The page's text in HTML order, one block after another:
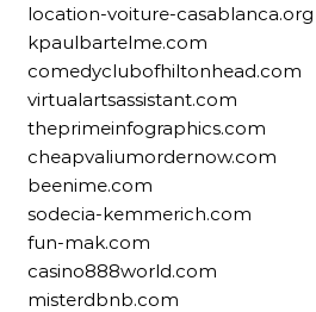
location-voiture-casablanca.org
kpaulbartelme.com
comedyclubofhiltonhead.com
virtualartsassistant.com
theprimeinfographics.com
cheapvaliumordernow.com
beenime.com
sodecia-kemmerich.com
fun-mak.com
casino888world.com
misterdbnb.com